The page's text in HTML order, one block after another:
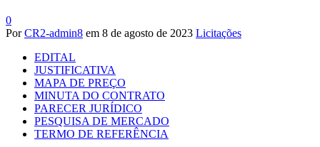
0
PorCR2-admin8 em 8 de agosto de 2023 Licitações
EDITAL
JUSTIFICATIVA
MAPA DE PREÇO
MINUTA DO CONTRATO
PARECER JURÍDICO
PESQUISA DE MERCADO
TERMO DE REFERÊNCIA